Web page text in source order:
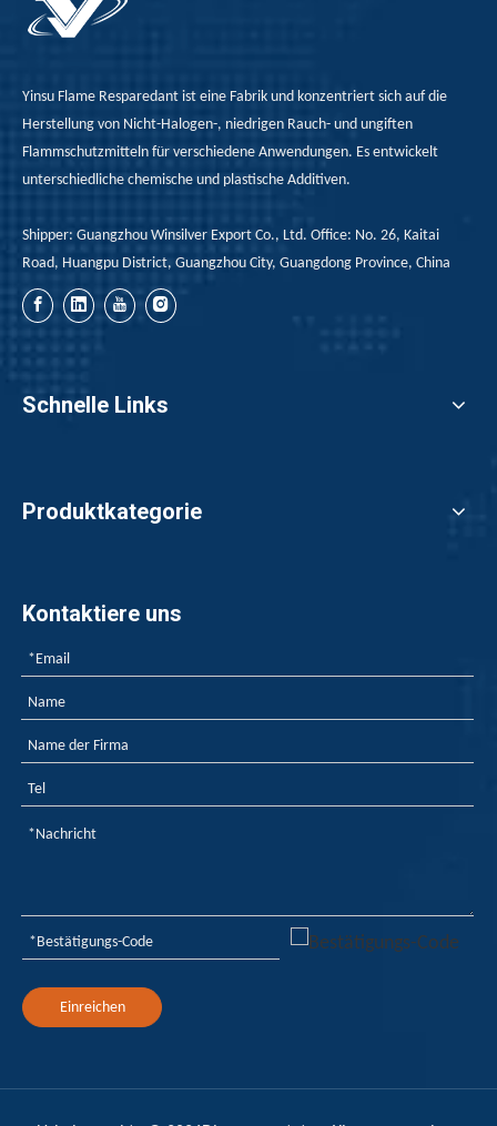
Yinsu Flame Resparedant ist eine Fabrik und konzentriert sich auf die
Herstellung von Nicht-Halogen-, niedrigen Rauch- und ungiften
Flammschutzmitteln für verschiedene Anwendungen. Es entwickelt
unterschiedliche chemische und plastische Additiven.
Shipper: Guangzhou Winsilver Export Co., Ltd. Office: No. 26, Kaitai
Road, Huangpu District, Guangzhou City, Guangdong Province, China
Schnelle Links
Produktkategorie
Kontaktiere uns
Einreichen